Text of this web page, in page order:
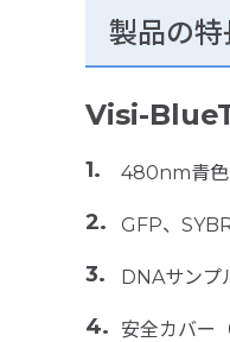
製品の特
Visi-
480nm青色
GFP、
DNAサンプ
安全カバー